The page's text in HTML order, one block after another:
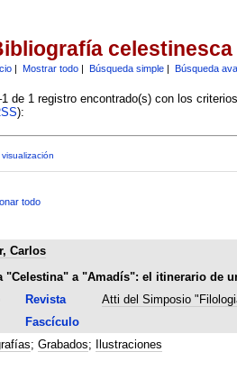
celestinesca
| Mostrar todo| Búsqueda simple| Búsqueda
de 1 registro encontrado(s) con los
):
todo
Carlos
"Celestina" a "Amadís": el itinerario de
Revista
Atti del Simposio
Fascículo
; Grabados; Ilustraciones